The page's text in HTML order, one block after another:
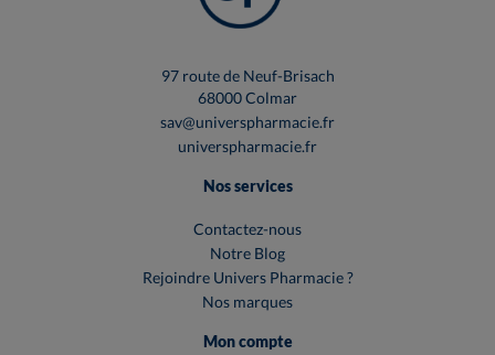
97 route de Neuf-Brisach
68000 Colmar
sav@universpharmacie.fr
universpharmacie.fr
Nos services
Contactez-nous
Notre Blog
Rejoindre Univers Pharmacie ?
Nos marques
Mon compte